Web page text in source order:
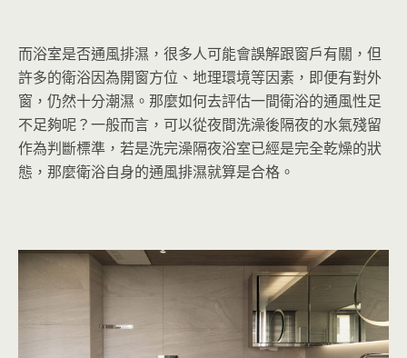
而浴室是否通風排濕，很多人可能會誤解跟窗戶有關，但
許多的衛浴因為開窗方位、地理環境等因素，即便有對外
窗，仍然十分潮濕。那麼如何去評估一間衛浴的通風性足
不足夠呢？一般而言，可以從夜間洗澡後隔夜的水氣殘留
作為判斷標準，若是洗完澡隔夜浴室已經是完全乾燥的狀
態，那麼衛浴自身的通風排濕就算是合格。